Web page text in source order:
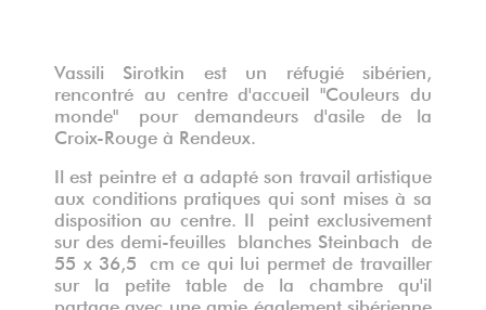
Vassili Sirotkin est un réfugié sibérien,
rencontré au centre d'accueil "Couleurs du
monde" pour demandeurs d'asile de la
Croix-Rouge à Rendeux.
Il est peintre et a adapté son travail artistique
aux conditions pratiques qui sont mises à sa
disposition au centre. Il peint exclusivement
sur des demi-feuilles blanches Steinbach de
55 x 36,5 cm ce qui lui permet de travailler
sur la petite table de la chambre qu'il
partage avec une amie également sibérienne